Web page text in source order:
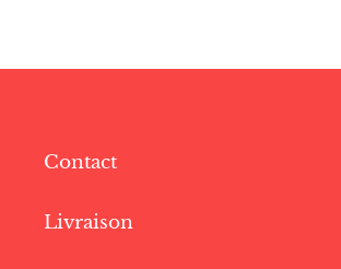
Contact
Livraison